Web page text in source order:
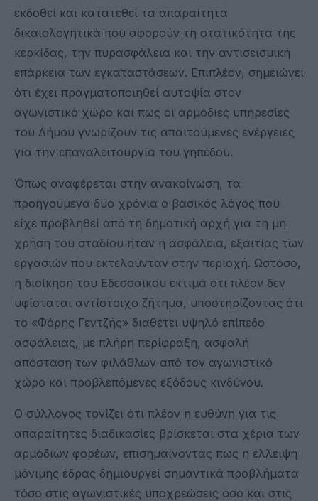
εκδοθεί και κατατεθεί τα απαραίτητα
δικαιολογητικά που αφορούν τη στατικότητα της
κερκίδας, την πυρασφάλεια και την αντισεισμική
επάρκεια των εγκαταστάσεων. Επιπλέον, σημειώνει
ότι έχει πραγματοποιηθεί αυτοψία στον
αγωνιστικό χώρο και πως οι αρμόδιες υπηρεσίες
του Δήμου γνωρίζουν τις απαιτούμενες ενέργειες
για την επαναλειτουργία του γηπέδου.
Όπως αναφέρεται στην ανακοίνωση, τα
προηγούμενα δύο χρόνια ο βασικός λόγος που
είχε προβληθεί από τη δημοτική αρχή για τη μη
χρήση του σταδίου ήταν η ασφάλεια, εξαιτίας των
εργασιών που εκτελούνταν στην περιοχή. Ωστόσο,
η διοίκηση του Εδεσσαϊκού εκτιμά ότι πλέον δεν
υφίσταται αντίστοιχο ζήτημα, υποστηρίζοντας ότι
το «Φόρης Γεντζής» διαθέτει υψηλό επίπεδο
ασφάλειας, με πλήρη περίφραξη, ασφαλή
απόσταση των φιλάθλων από τον αγωνιστικό
χώρο και προβλεπόμενες εξόδους κινδύνου.
Ο σύλλογος τονίζει ότι πλέον η ευθύνη για τις
απαραίτητες διαδικασίες βρίσκεται στα χέρια των
αρμόδιων φορέων, επισημαίνοντας πως η έλλειψη
μόνιμης έδρας δημιουργεί σημαντικά προβλήματα
τόσο στις αγωνιστικές υποχρεώσεις όσο και στις